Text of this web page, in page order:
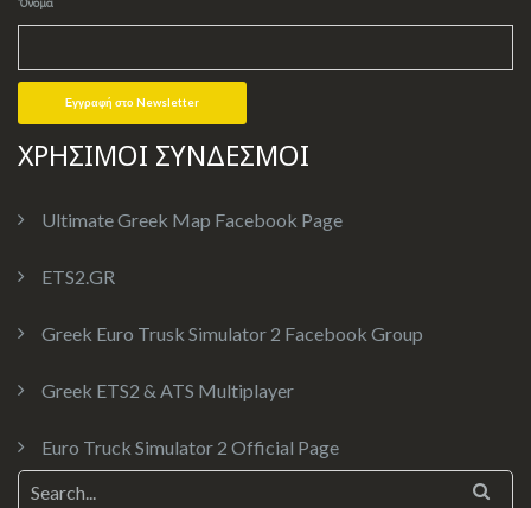
ΧΡΗΣΙΜΟΙ ΣΥΝΔΕΣΜΟΙ
Ultimate Greek Map Facebook Page
ETS2.GR
Greek Euro Trusk Simulator 2 Facebook Group
Greek ETS2 & ATS Multiplayer
Euro Truck Simulator 2 Official Page